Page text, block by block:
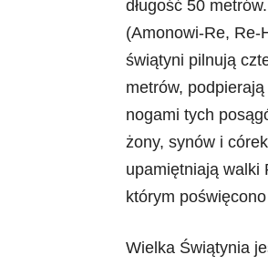
długość 50
(Amonowi-Re, Re-
świątyni pilnują
metrów,
nogami tych
żony, synów i
upamiętniają walki
którym
Wielka Świątynia